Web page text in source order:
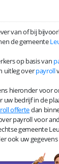
van of bij
de gemeente
op basis van
uitleg overpayroll
hieronder voor
uw bedrijf in de
offertedan
payroll voor
gemeente
ook uw